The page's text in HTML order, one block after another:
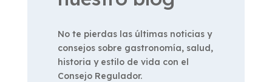
No te pierdas las últimas noticias y
consejos sobre gastronomía, salud,
historia y estilo de vida con el
Consejo Regulador.